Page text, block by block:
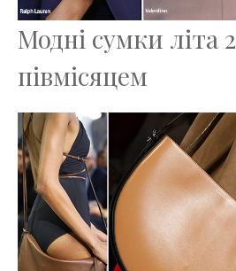
Модні сумки літа
півмісяцем